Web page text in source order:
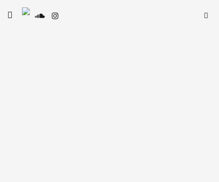
Skip
toggle